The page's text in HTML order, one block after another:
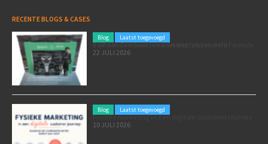
RECENTE BLOGS & CASES
Blog Laatst toegevoegd
Poleposition voor je marketing: zó zet je de Formule 1 GP van Zandvoort in als marketingmoment
22 JULI 2026
Blog Laatst toegevoegd
Fysieke marketing in een digitale customer journey
10 JULI 2026